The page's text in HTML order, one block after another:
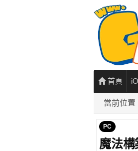
首頁
當前位置
PC
魔法